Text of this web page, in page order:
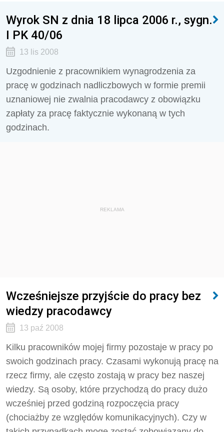
Wyrok SN z dnia 18 lipca 2006 r., sygn.
I PK 40/06
13 lis 2008
Uzgodnienie z pracownikiem wynagrodzenia za
pracę w godzinach nadliczbowych w formie premii
uznaniowej nie zwalnia pracodawcy z obowiązku
zapłaty za pracę faktycznie wykonaną w tych
godzinach.
REKLAMA
Wcześniejsze przyjście do pracy bez
wiedzy pracodawcy
13 paź 2008
Kilku pracowników mojej firmy pozostaje w pracy po
swoich godzinach pracy. Czasami wykonują pracę na
rzecz firmy, ale często zostają w pracy bez naszej
wiedzy. Są osoby, które przychodzą do pracy dużo
wcześniej przed godziną rozpoczęcia pracy
(chociażby ze względów komunikacyjnych). Czy w